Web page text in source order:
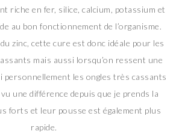
riche en fer, silice, calcium, potassium et
au bon fonctionnement de l’organisme.
zinc, cette cure est donc idéale pour les
mais aussi lorsqu’on ressent une
personnellement les ongles très cassants
une différence depuis que je prends la
forts et leur pousse est également plus
rapide.